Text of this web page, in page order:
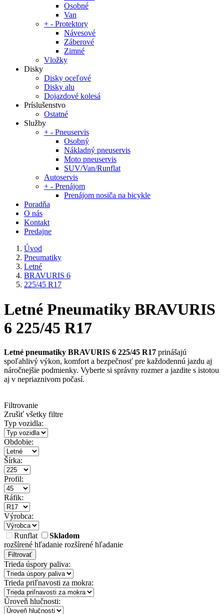
Osobné
Van
+ - Protektory
Návesové
Záberové
Zimné
Vložky
Disky
Disky oceľové
Disky alu
Dojazdové kolesá
Príslušenstvo
Ostatné
Služby
+ - Pneuservis
Osobný
Nákladný pneuservis
Moto pneuservis
SUV/Van/Runflat
Autoservis
+ - Prenájom
Prenájom nosiča na bicykle
Poradňa
O nás
Kontakt
Predajne
Úvod
Pneumatiky
Letné
BRAVURIS 6
225/45 R17
Letné Pneumatiky BRAVURIS
6 225/45 R17
Letné pneumatiky BRAVURIS 6 225/45 R17 prinášajú
spoľahlivý výkon, komfort a bezpečnosť pre každodennú jazdu aj
náročnejšie podmienky. Vyberte si správny rozmer a jazdite s istotou
aj v nepriaznivom počasí.
Filtrovanie
Zrušiť všetky filtre
Typ vozidla:
Obdobie:
Šírka:
Profil:
Ráfik:
Výrobca:
Runflat
Skladom
rozšírené hľadanie rozšírené hľadanie
Filtrovať
Trieda úspory paliva:
Trieda priľnavosti za mokra:
Úroveň hlučnosti: